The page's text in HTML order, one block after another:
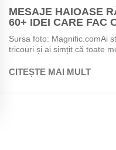
MESAJE HAIOASE
60+ IDEI CARE FAC
Sursa foto: Magnific.comAi
tricouri și ai simțit că toate
CITEȘTE MAI MULT